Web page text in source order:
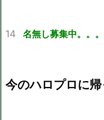
14 名無し募集中。。。
今のハロプロに